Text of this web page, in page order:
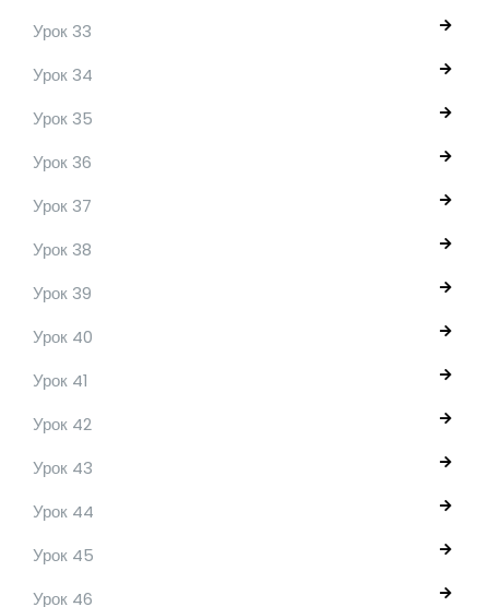
Урок 33
Урок 34
Урок 35
Урок 36
Урок 37
Урок 38
Урок 39
Урок 40
Урок 41
Урок 42
Урок 43
Урок 44
Урок 45
Урок 46